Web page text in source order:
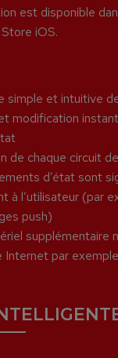
est disponible
iOS.
simple et intuitive
modification
de chaque circuit
d’état sont
à l’utilisateur (par
push)
supplémentaire
Internet par